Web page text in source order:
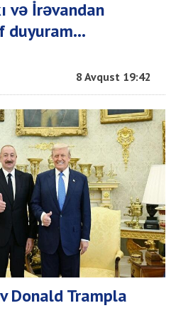
və İrəvandan
duyuram...
8 Avqust 19:42
Donald Trampla